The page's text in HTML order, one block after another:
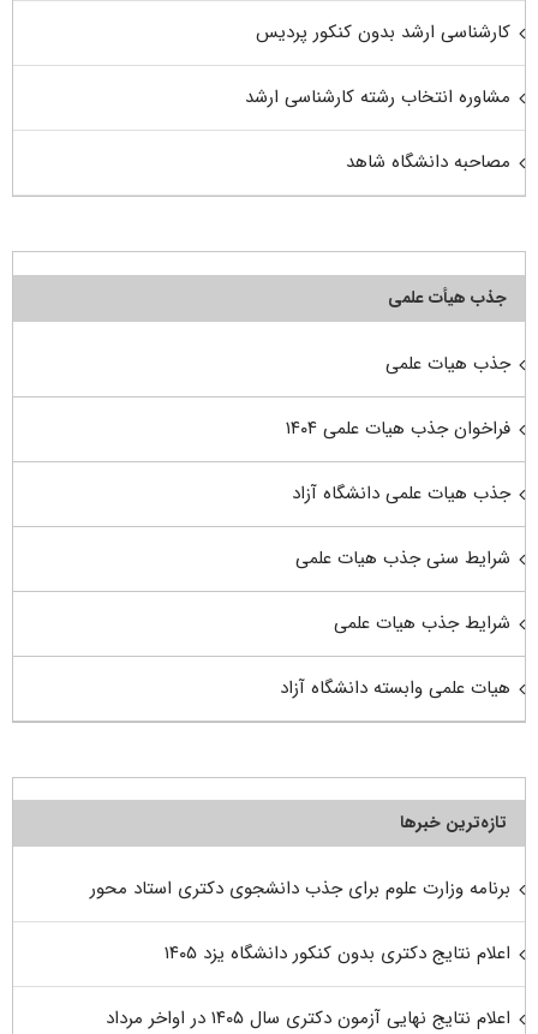
کارشناسی ارشد بدون کنکور پردیس
مشاوره انتخاب رشته کارشناسی ارشد
مصاحبه دانشگاه شاهد
جذب هیأت علمی
جذب هیات علمی
فراخوان جذب هیات علمی ۱۴۰۴
جذب هیات علمی دانشگاه آزاد
شرایط سنی جذب هیات علمی
شرایط جذب هیات علمی
هیات علمی وابسته دانشگاه آزاد
تازه‌ترین خبرها
برنامه وزارت علوم برای جذب دانشجوی دکتری استاد محور
اعلام نتایج دکتری بدون کنکور دانشگاه یزد ۱۴۰۵
اعلام نتایج نهایی آزمون دکتری سال ۱۴۰۵ در اواخر مرداد